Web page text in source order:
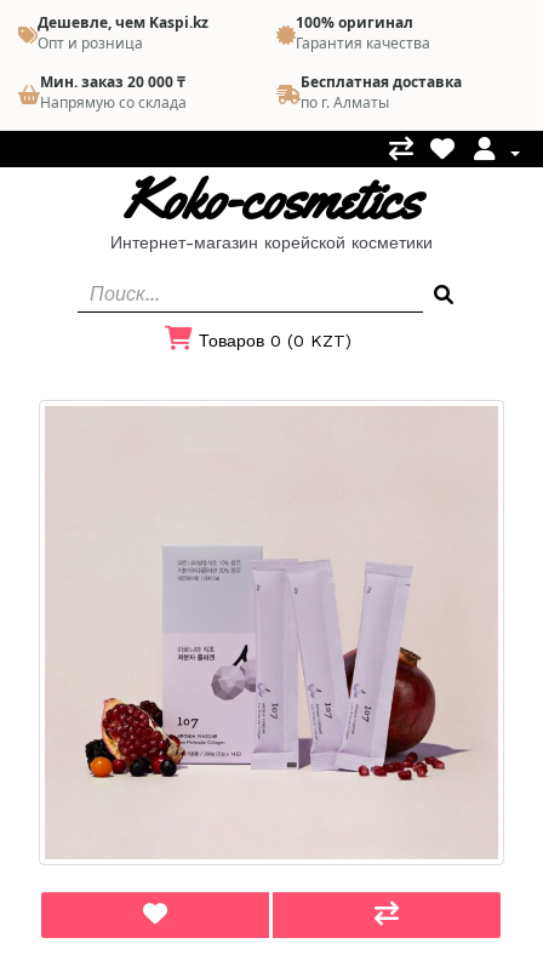
Дешевле, чем Kaspi.kz
Опт и розница
100% оригинал
Гарантия качества
Мин. заказ 20 000 ₸
Напрямую со склада
Бесплатная доставка
по г. Алматы
Koko-cosmetics
Интернет-магазин корейской косметики
Товаров 0 (0 KZT)